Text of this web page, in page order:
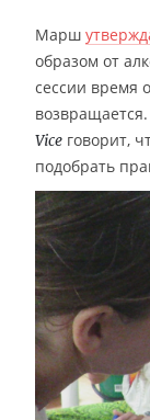
Марш
образом от
сессии время
Vice говорит,
подобрать